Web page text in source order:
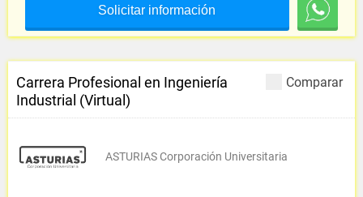
Solicitar información
Comparar
Carrera Profesional en Ingeniería
Industrial (Virtual)
ASTURIAS Corporación Universitaria